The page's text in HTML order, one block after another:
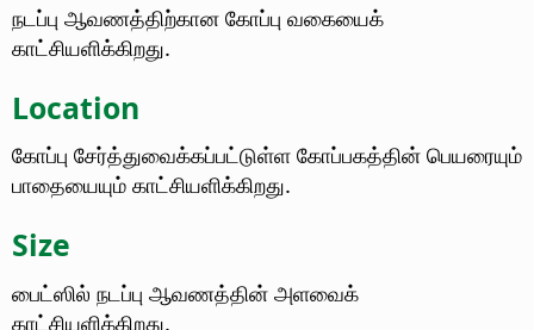
நடப்பு ஆவணத்திற்கான கோப்பு வகையைக்
காட்சியளிக்கிறது.
Location
கோப்பு சேர்த்துவைக்கப்பட்டுள்ள கோப்பகத்தின் பெயரையும்
பாதையையும் காட்சியளிக்கிறது.
Size
பைட்ஸில் நடப்பு ஆவணத்தின் அளவைக்
காட்சியளிக்கிறது.